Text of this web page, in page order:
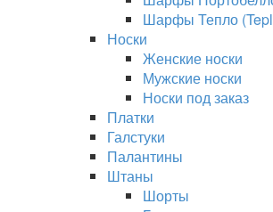
Шарфы Тепло
Носки
Женские носки
Мужские носки
Носки под заказ
Платки
Галстуки
Палантины
Штаны
Шорты